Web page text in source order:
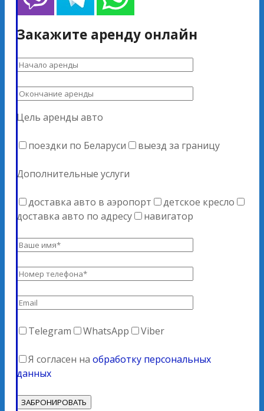
Закажите аренду онлайн
Цель аренды авто
поездки по Беларуси выезд за границу
Дополнительные услуги
доставка авто в аэропорт
детское кресло
доставка авто по адресу
навигатор
Telegram WhatsApp Viber
Я согласен на обработку персональных
данных